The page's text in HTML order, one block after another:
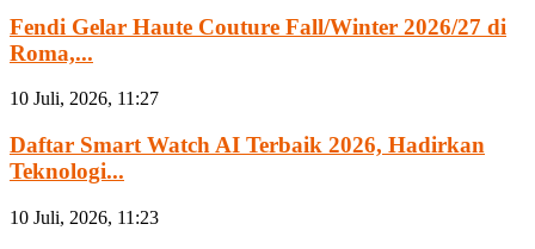
Fendi Gelar Haute Couture Fall/Winter 2026/27 di
Roma,...
10 Juli, 2026, 11:27
Daftar Smart Watch AI Terbaik 2026, Hadirkan
Teknologi...
10 Juli, 2026, 11:23